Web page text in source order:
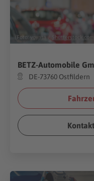
(Foto: voyata Shutterstock.com
BETZ-Automobile
DE-73760 Ostfildern